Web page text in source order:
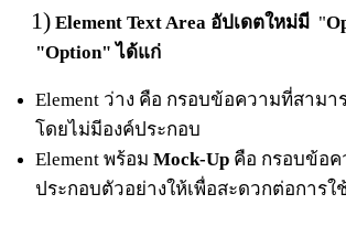
1) Element Text Area อัปเดตใหม่มี "
"Option" ได้แก่
Element ว่าง คือ กรอบข้อความที่สามา
โดยไม่มีองค์ประกอบ
Element พร้อม Mock-Up คือ กรอบข้อ
ประกอบตัวอย่างให้เพื่อสะดวกต่อการ